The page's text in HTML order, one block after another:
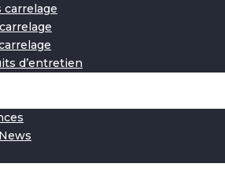
carrelage
d’entretien